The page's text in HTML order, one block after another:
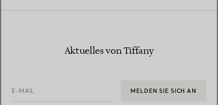
Aktuelles von Tiffany
E-MAIL MELDEN SIE SICH AN